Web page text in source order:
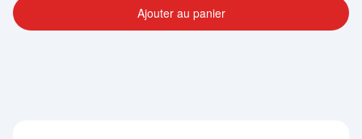
Ajouter au panier